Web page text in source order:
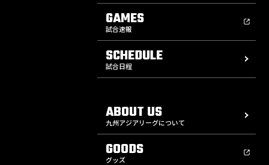
GAMES
試合速報
SCHEDULE
試合日程
ABOUT US
九州アジアリーグについて
GOODS
グッズ